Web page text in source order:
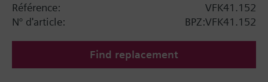
Référence:
VFK41.152
N° d'article:
BPZ:VFK41.152
Find replacement